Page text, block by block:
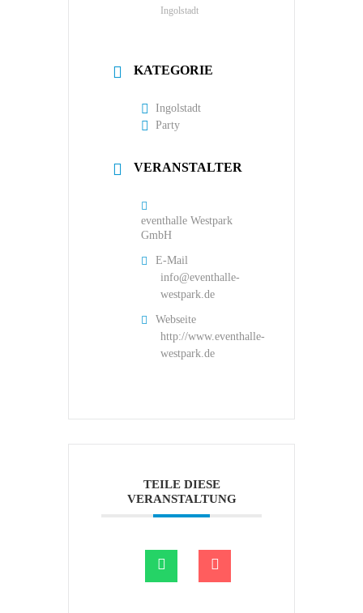
Ingolstadt
KATEGORIE
Ingolstadt
Party
VERANSTALTER
eventhalle Westpark
GmbH
E-Mail
info@eventhalle-
westpark.de
Webseite
http://www.eventhalle-
westpark.de
TEILE DIESE
VERANSTALTUNG